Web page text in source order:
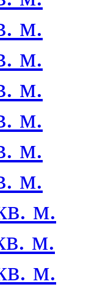
м.
м.
м.
м.
м.
м.
м.
м.
м.